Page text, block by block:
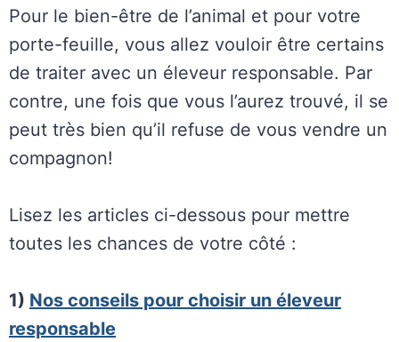
Pour le bien-être de l’animal et pour votre
porte-feuille, vous allez vouloir être certains
de traiter avec un éleveur responsable. Par
contre, une fois que vous l’aurez trouvé, il se
peut très bien qu’il refuse de vous vendre un
compagnon!
Lisez les articles ci-dessous pour mettre
toutes les chances de votre côté :
1) Nos conseils pour choisir un éleveur
responsable